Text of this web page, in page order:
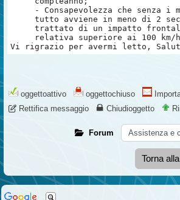
- Consapevolezza che
tutto avviene in meno di 2
trattato di un impatto
relativa superiore ai 100 km/
Vi rigrazio per avermi letto,
oggettoattivo oggettochiuso
Rettifica messaggio
Chiudioggetto
Forum
Torna